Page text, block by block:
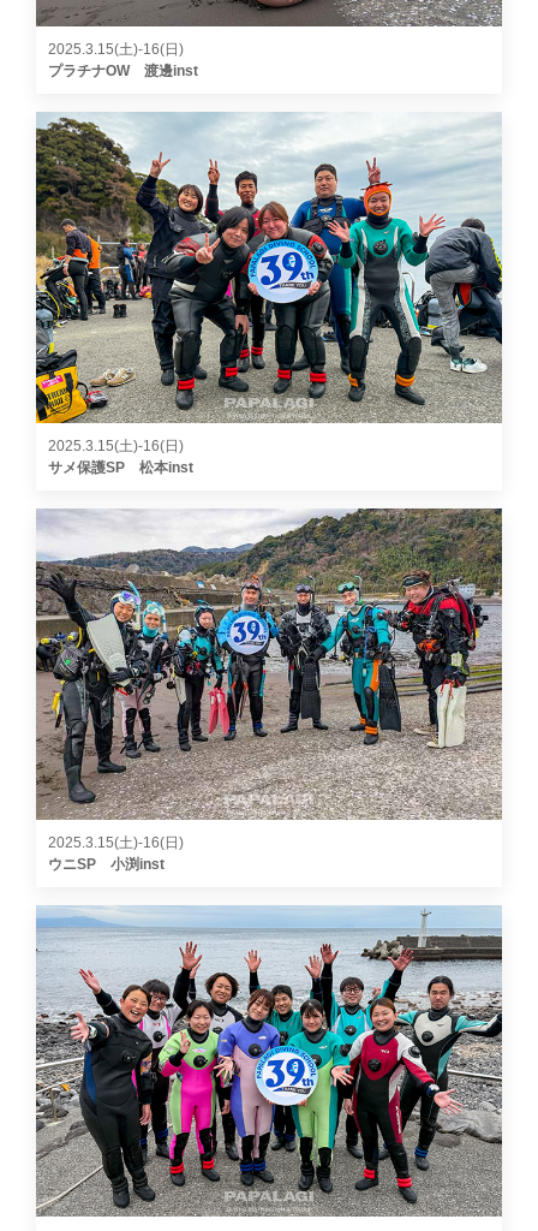
2025.3.15(土)-16(日)
プラチナOW 渡邊inst
2025.3.15(土)-16(日)
サメ保護SP 松本inst
2025.3.15(土)-16(日)
ウニSP 小渕inst